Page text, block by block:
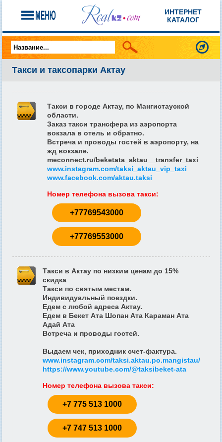
ИНТЕРНЕТ
КАТАЛОГ
Такси и таксопарки Актау
Такси в городе Актау, по Мангистауской
области.
Заказ такси трансфера из аэропорта
вокзала в отель и обратно.
Встреча и проводы гостей в аэропорту, на
жд вокзале.
meconnect.ru/beketata_aktau__transfer_taxi
www.instagram.com/taksi_aktau_vip_taxi
www.facebook.com/aktau.taksi
Номер телефона вызова такси:
+77769543000
+77769553000
Такси в Актау по низким ценам до 15%
скидка
Такси по святым местам.
Индивидуальный поездки.
Едем с любой адреса Актау.
Едем в Бекет Ата Шопан Ата Караман Ата
Адай Ата
Встреча и проводы гостей.
Выдаем чек, приходник счет-фактура.
www.instagram.com/taksi.aktau.po.mangistau/
https://www.youtube.com/@taksibeket-ata
Номер телефона вызова такси:
+7 775 513 1000
+7 747 513 1000